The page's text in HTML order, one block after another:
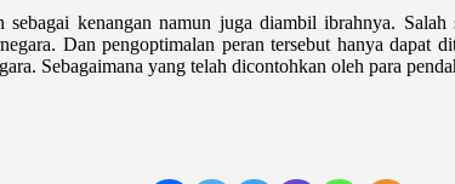
kenangan namun juga diambil ibrahnya.
Dan pengoptimalan peran tersebut hanya dapat
Sebagaimana yang telah dicontohkan oleh para